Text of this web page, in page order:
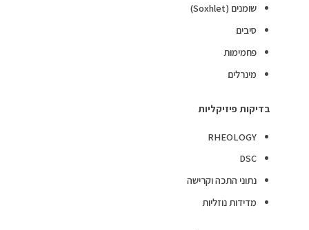
שומנים (Soxhlet)
סיבים
פחמימות
מינרלים
בדיקות פיזיקליות
RHEOLOGY
DSC
נתוני התכה וקרישה
מדידות נוזליות